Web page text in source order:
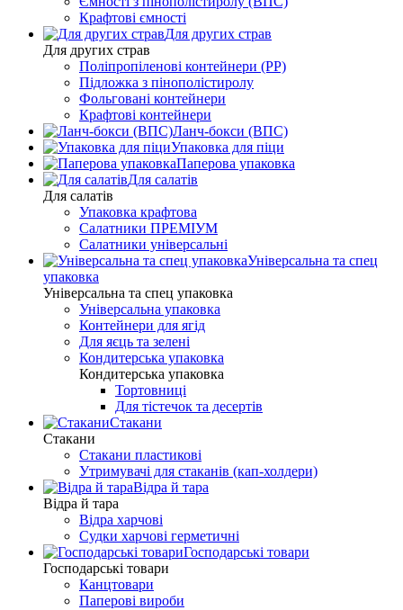
Крафтові ємності
Для других страв
Для других страв
Поліпропіленові контейнери (PP)
Підложка з пінополістиролу
Фольговані контейнери
Крафтові контейнери
Ланч-бокси (ВПС)
Упаковка для піци
Паперова упаковка
Для салатів
Для салатів
Упаковка крафтова
Салатники ПРЕМІУМ
Салатники універсальні
Універсальна та спец
упаковка
Універсальна та спец упаковка
Універсальна упаковка
Контейнери для ягід
Для яєць та зелені
Кондитерська упаковка
Кондитерська упаковка
Тортовниці
Для тістечок та десертів
Стакани
Стакани
Стакани пластикові
Утримувачі для стаканів (кап-холдери)
Відра й тара
Відра й тара
Відра харчові
Судки харчові герметичні
Господарські товари
Господарські товари
Канцтовари
Паперові вироби